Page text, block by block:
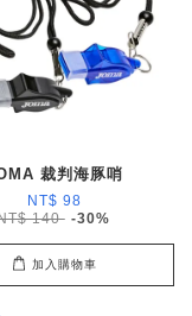
裁判海豚哨
NT$ 98
140 -30%
加入購物車